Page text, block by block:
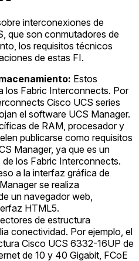
interconexiones de
que son conmutadores de
los requisitos técnicos
de estas FI.
Estos
los Fabric Interconnects. Por
Cisco UCS series
el software UCS Manager.
de RAM, procesador y
publicarse como requisitos
Manager, ya que es un
los Fabric Interconnects.
a la interfaz gráfica de
se realiza
un navegador web,
HTML5.
de estructura
conectividad. Por ejemplo, el
Cisco UCS 6332-16UP de
de 10 y 40 Gigabit, FCoE